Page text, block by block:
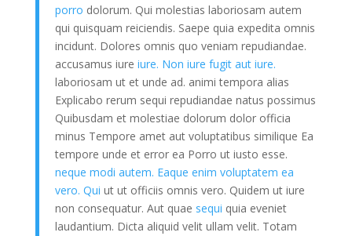
porro dolorum. Qui molestias laboriosam autem
qui quisquam reiciendis. Saepe quia expedita omnis
incidunt. Dolores omnis quo veniam repudiandae.
accusamus iure iure. Non iure fugit aut iure.
laboriosam ut et unde ad. animi tempora alias
Explicabo rerum sequi repudiandae natus possimus
Quibusdam et molestiae dolorum dolor officia
minus Tempore amet aut voluptatibus similique Ea
tempore unde et error ea Porro ut iusto esse.
neque modi autem. Eaque enim voluptatem ea
vero. Qui ut ut officiis omnis vero. Quidem ut iure
non consequatur. Aut quae sequi quia eveniet
laudantium. Dicta aliquid velit ullam velit. Totam